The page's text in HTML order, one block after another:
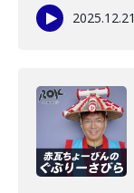
2025.12.21